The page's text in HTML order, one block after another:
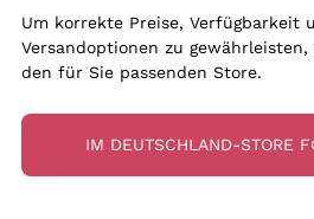
Rinaldi Giuseppe
Egly Ouriet
Jacquesson
Agrapart
Um korrekte Preise, Verfügbarkeit
Versandoptionen zu
den für Sie passenden Store.
IM DEUTSCHLAND-STORE